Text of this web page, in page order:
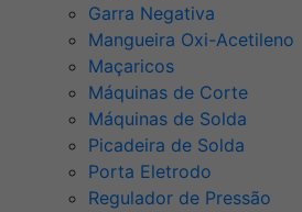
Garra Negativa
Mangueira Oxi-Acetileno
Maçaricos
Máquinas de Corte
Máquinas de Solda
Picadeira de Solda
Porta Eletrodo
Regulador de Pressão